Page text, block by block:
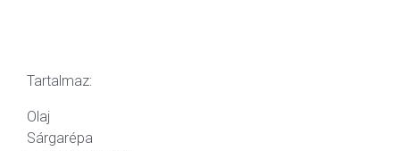
Tartalmaz:
Olaj
Sárgarépa